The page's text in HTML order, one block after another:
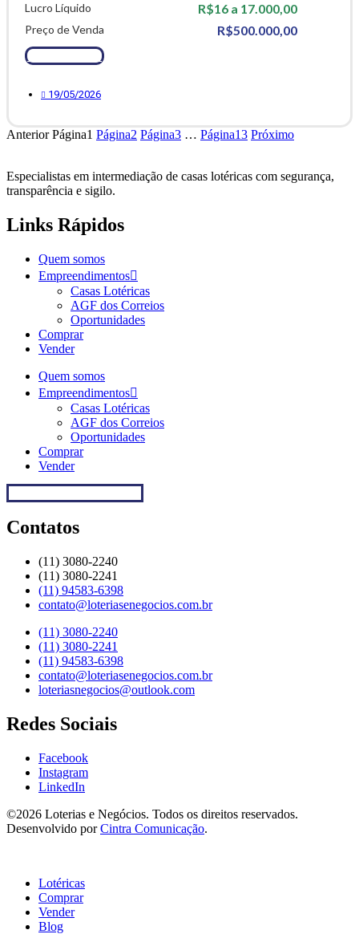
Lucro Líquido R$16 a 17.000,00
Preço de Venda R$500.000,00
Ver Detalhes
19/05/2026
Anterior Página1 Página2 Página3 … Página13 Próximo
Especialistas em intermediação de casas lotéricas com segurança,
transparência e sigilo.
Links Rápidos
Quem somos
Empreendimentos
Casas Lotéricas
AGF dos Correios
Oportunidades
Comprar
Vender
Quem somos
Empreendimentos
Casas Lotéricas
AGF dos Correios
Oportunidades
Comprar
Vender
Contatos
(11) 3080-2240​
(11) 3080-2241​
(11) 94583-6398
contato@loteriasenegocios.com.br​
(11) 3080-2240​
(11) 3080-2241​
(11) 94583-6398
contato@loteriasenegocios.com.br​
loteriasnegocios@outlook.com
Redes Sociais
Facebook
Instagram
LinkedIn
©2026 Loterias e Negócios. Todos os direitos reservados.
Desenvolvido porCintra Comunicação.
Lotéricas
Comprar
Vender
Blog